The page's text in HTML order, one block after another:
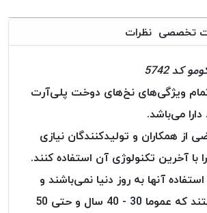
تخصصی نظرات
کد 5742
ویژگی‌های نخ‌های دوخت پلی‌آرت
می‌باشد.
از همکاران و تولید‌کنندگان نیازی
با آخرین تکنولوژی آن استفاده کنند.
آنها به روز دنیا نمی‌باشند و
دستگاه‌هایی هستند که عموما 30 - 40 سال و حتی 50